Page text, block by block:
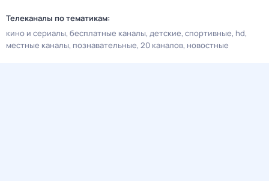
Телеканалы по тематикам:
кино и сериалы бесплатные каналы детские спортивные hd
местные каналы познавательные 20 каналов новостные